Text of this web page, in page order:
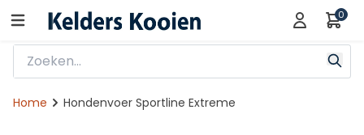
0
Home Hondenvoer Sportline Extreme